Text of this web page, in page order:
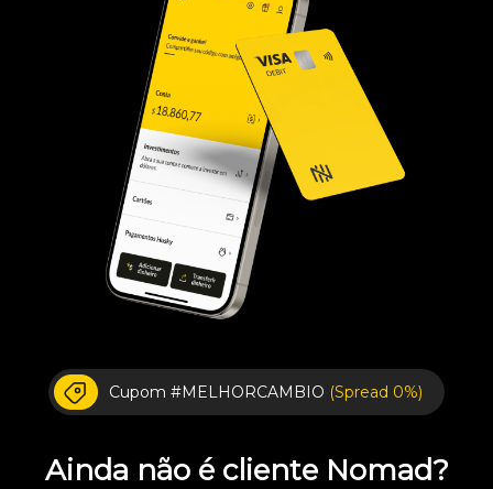
Cupom #MELHORCAMBIO (Spread 0%)
Ainda não é cliente Nomad?